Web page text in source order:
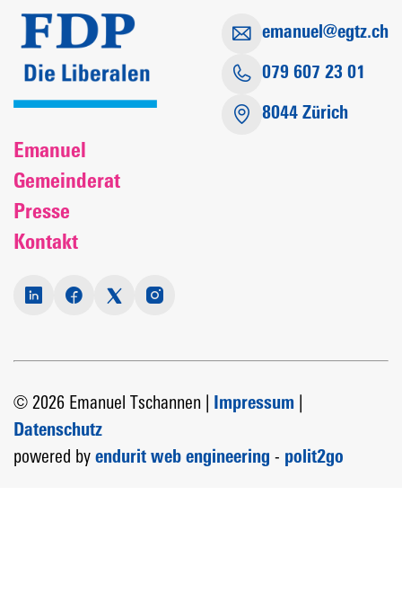
emanuel@egtz.ch
079 607 23 01
8044 Zürich
Emanuel
Gemeinderat
Presse
Kontakt
© 2026 Emanuel Tschannen | Impressum |
Datenschutz
powered by endurit web engineering - polit2go